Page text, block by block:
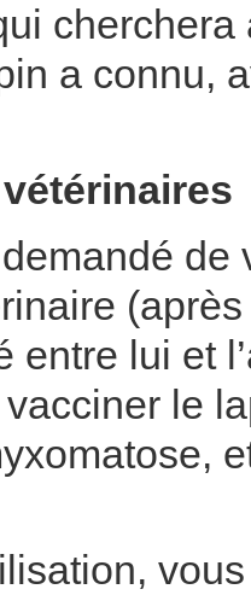
cherchera
a connu,
de
(après
entre lui et
le